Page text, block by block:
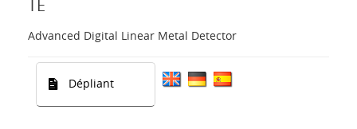
TE
Advanced Digital Linear Metal Detector
Dépliant